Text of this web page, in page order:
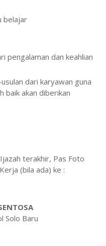
belajar
pengalaman dan keahlian
dari karyawan guna
baik akan diberikan
terakhir, Pas Foto
(bila ada) ke :
Solo Baru